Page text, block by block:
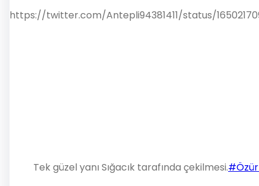
https://twitter.com/Antepli94381411/status/
Tek güzel yanı Sığacık tarafında çekilmesi.